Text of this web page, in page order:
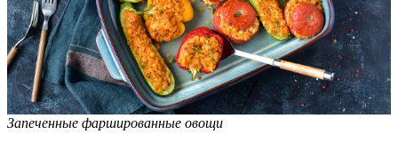
Запеченные фаршированные овощи